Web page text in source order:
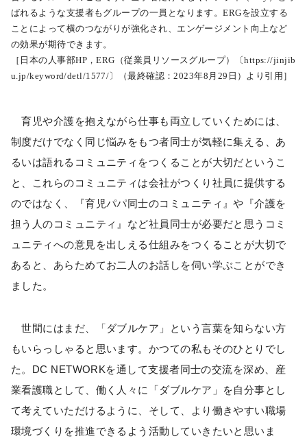
ばれるような支援者もグループの一員となります。ERGを設立する
ことによって横のつながりが強化され、エンゲージメント向上など
の効果が期待できます。
［日本の人事部HP，ERG（従業員リソースグループ）〔https://jinjib
u.jp/keyword/detl/1577/〕（最終確認：2023年8月29日）より引用］
育児や介護を抱えながら仕事も両立していくためには、
制度だけでなく同じ悩みをもつ者同士が気軽に集える、あ
るいは語れるコミュニティをつくることが大切だというこ
と、これらのコミュニティは会社がつくり社員に提供する
のではなく、『育児パパ同士のコミュニティ』や『介護を
担う人のコミュニティ』など社員同士が必要だと思うコミ
ュニティへの意見を出しえる仕組みをつくることが大切で
あると、あらためてお二人のお話しを伺い学ぶことができ
ました。
世間にはまだ、「ダブルケア」という言葉を知らない方
もいらっしゃると思います。かつての私もそのひとりでし
た。DC NETWORKを通して支援者同士の交流を深め、産
業看護職として、働く人々に「ダブルケア」を自分事とし
て考えていただけるように、そして、より働きやすい職場
環境づくりを推進できるよう活動していきたいと思いま